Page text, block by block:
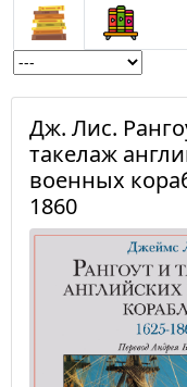
Дж. Лис.
такелаж
военных
1860